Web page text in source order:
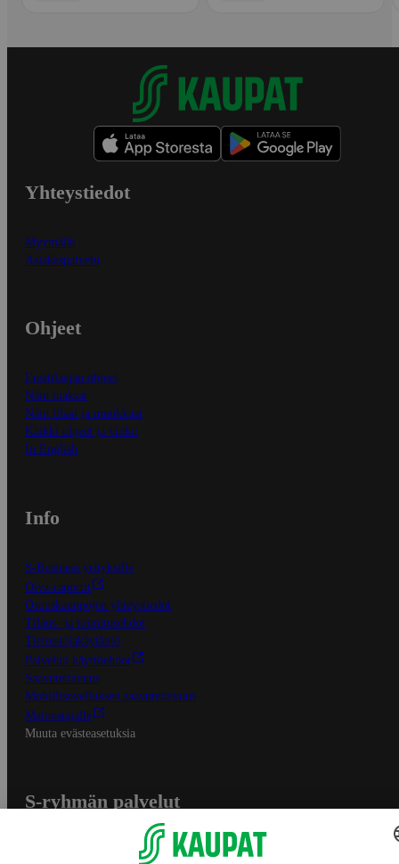
Yhteystiedot
Myymälät
Asiakaspalvelu
Ohjeet
Ensitilaajan ohjeet
Näin maksat
Näin tilaat ja muokkaat
Kaikki ohjeet ja vinkit
In English
Info
S-Business yrityksille
Oiva-raportit
Osuuskauppojen yhteystiedot
Tilaus- ja toimitusehdot
Tietosuojakäytäntö
Palvelun käyttöehdot
Saavutettavuus
Mobiilisovelluksen saavutettavuus
Mainostajalle
Muuta evästeasetuksia
S-ryhmän palvelut